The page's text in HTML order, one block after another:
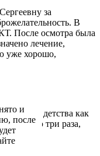
за
В
После осмотра была
лечение,
уже хорошо,
детства как
три раза,
и
после